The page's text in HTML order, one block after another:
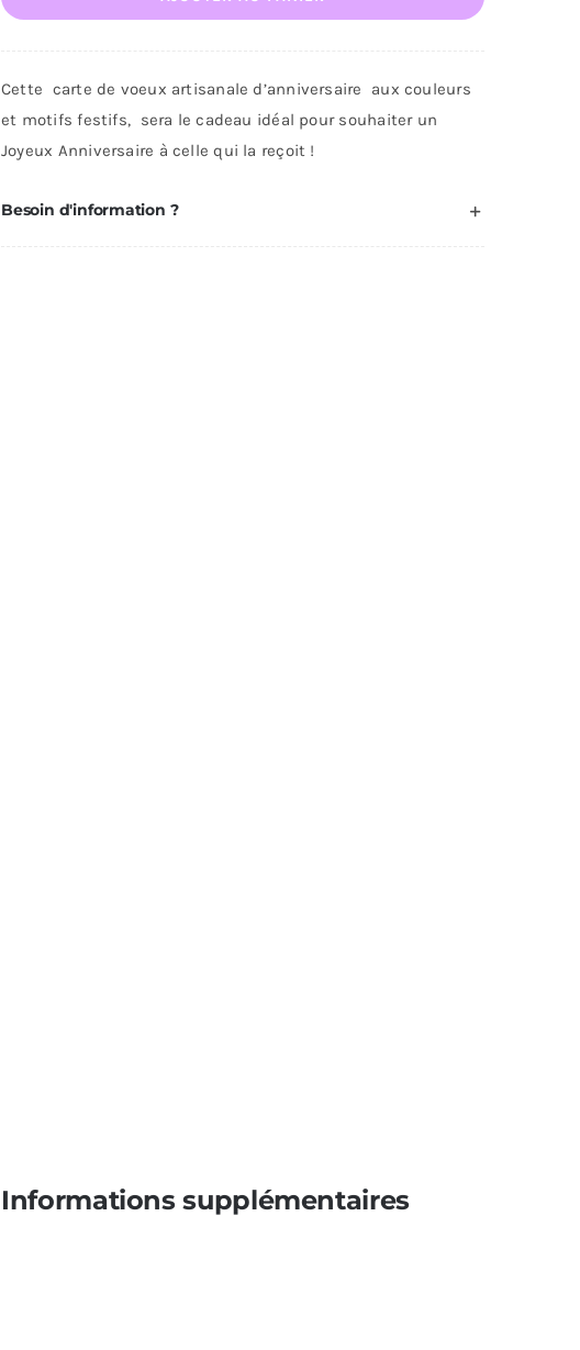
Cette carte de voeux artisanale d’anniversaire aux couleurs
et motifs festifs, sera le cadeau idéal pour souhaiter un
Joyeux Anniversaire à celle qui la reçoit !
Besoin d'information ?
Informations supplémentaires